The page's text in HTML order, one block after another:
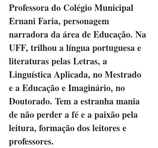
Professora do Colégio Municipal
Ernani Faria, personagem
narradora da área de Educação. Na
UFF, trilhou a língua portuguesa e
literaturas pelas Letras, a
Linguística Aplicada, no Mestrado
e a Educação e Imaginário, no
Doutorado. Tem a estranha mania
de não perder a fé e a paixão pela
leitura, formação dos leitores e
professores.